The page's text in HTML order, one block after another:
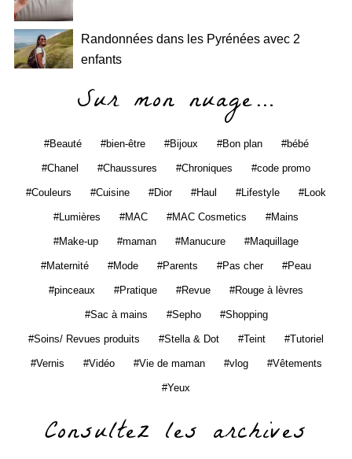
Randonnées dans les Pyrénées avec 2
enfants
Sur mon nuage…
Beauté bien-être Bijoux Bon plan bébé
Chanel Chaussures Chroniques code promo
Couleurs Cuisine Dior Haul Lifestyle Look
Lumières MAC MAC Cosmetics Mains
Make-up maman Manucure Maquillage
Maternité Mode Parents Pas cher Peau
pinceaux Pratique Revue Rouge à lèvres
Sac à mains Sepho Shopping
Soins/ Revues produits Stella & Dot Teint Tutoriel
Vernis Vidéo Vie de maman vlog Vêtements
Yeux
Consultez les archives